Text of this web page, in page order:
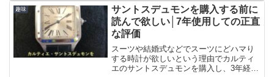
趣味
サントスデュモンを購入する前に
読んで欲しい│7年使用しての正直
な評価
スーツや結婚式などでスーツにどハマり
する時計が欲しいという理由でカルティ
エのサントスデュモンを購入し、3年経ち